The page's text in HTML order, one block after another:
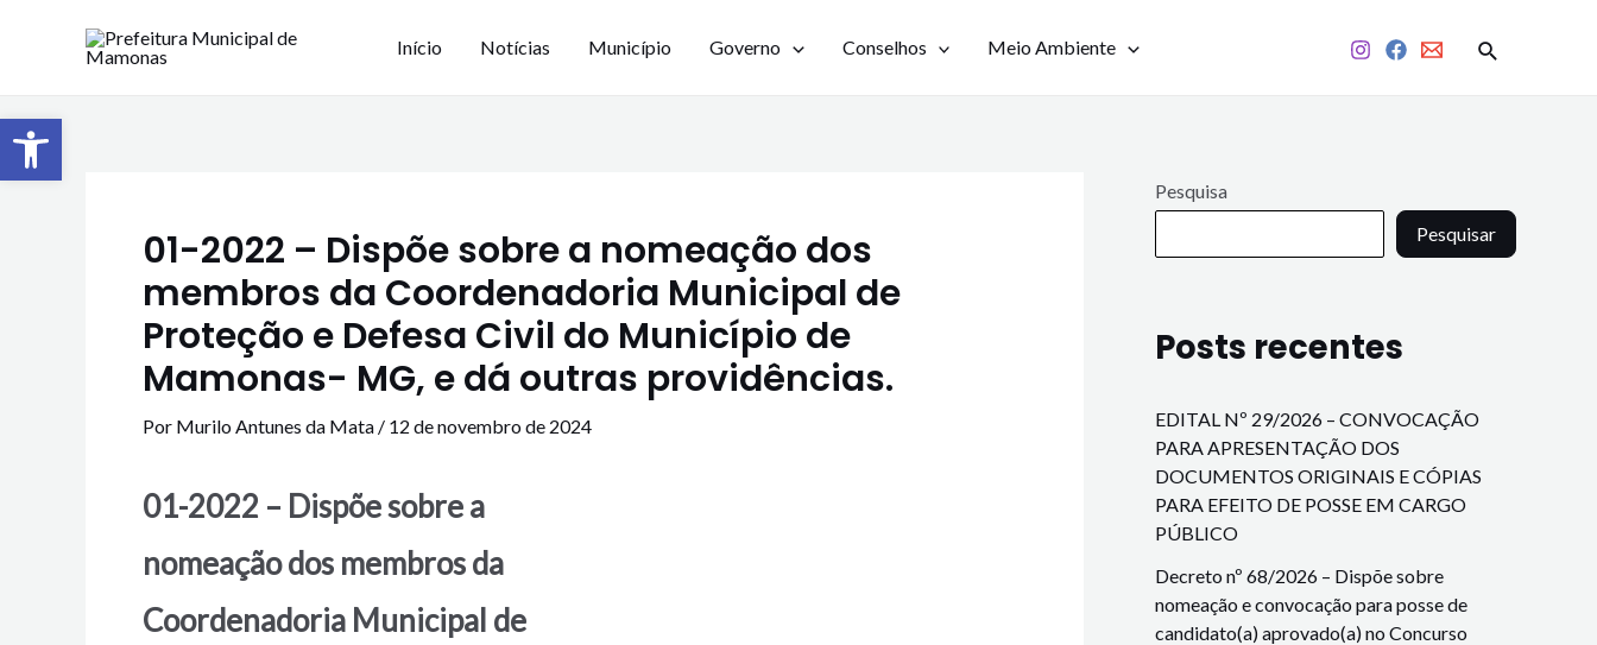
Início Notícias Município Governo Conselhos Meio Ambiente
01-2022 – Dispõe sobre a nomeação dos
membros da Coordenadoria Municipal de
Proteção e Defesa Civil do Município de
Mamonas- MG, e dá outras providências.
Por Murilo Antunes da Mata / 12 de novembro de 2024
01-2022 – Dispõe sobre a
nomeação dos membros da
Coordenadoria Municipal de
Pesquisa
Pesquisar
Posts recentes
EDITAL Nº 29/2026 – CONVOCAÇÃO
PARA APRESENTAÇÃO DOS
DOCUMENTOS ORIGINAIS E CÓPIAS
PARA EFEITO DE POSSE EM CARGO
PÚBLICO
Decreto nº 68/2026 – Dispõe sobre
nomeação e convocação para posse de
candidato(a) aprovado(a) no Concurso
Barra de Ferramentas Aberta